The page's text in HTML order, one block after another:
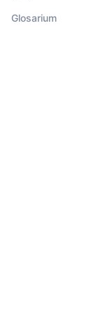
Glosarium